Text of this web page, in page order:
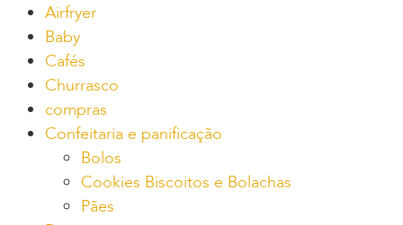
Airfryer
Baby
Cafés
Churrasco
compras
Confeitaria e panificação
Bolos
Cookies Biscoitos e Bolachas
Pães